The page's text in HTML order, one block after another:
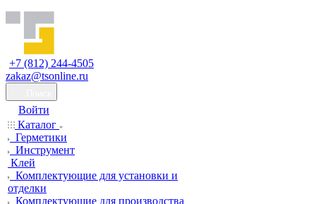
+7 (812) 244-4505
zakaz@tsonline.ru
Войти
Каталог
Герметики
Инструмент
Клей
Комплектующие для установки и
отделки
Комплектующие для производства